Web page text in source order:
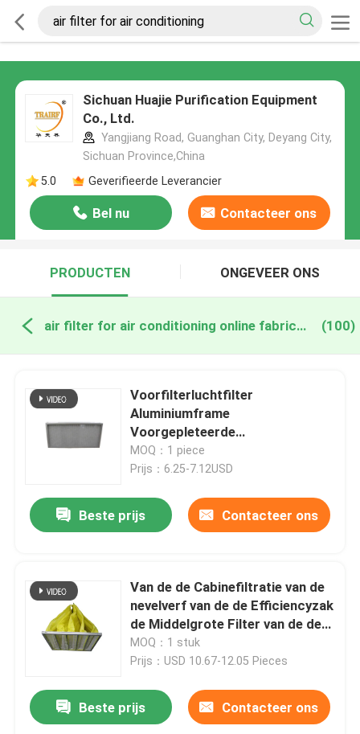
Sichuan Huajie Purification Equipment
Co., Ltd.
Yangjiang Road, Guanghan City, Deyang City,
Sichuan Province,China
5.0
Geverifieerde Leverancier
Bel nu Contacteer ons
PRODUCTEN ONGEVEER ONS
air filter for air conditioning online fabricage (100)
Voorfilterluchtfilter
Aluminiumframe
Voorgepleteerde
panelenluchtfilter
MOQ：1 piece
Prijs：6.25-7.12USD
Beste prijs Contacteer ons
Van de de Cabinefiltratie van de
nevelverf van de de Efficiencyzak
de Middelgrote Filter van de de
Zaklucht 80Pa
MOQ：1 stuk
Prijs：USD 10.67-12.05 Pieces
Beste prijs Contacteer ons